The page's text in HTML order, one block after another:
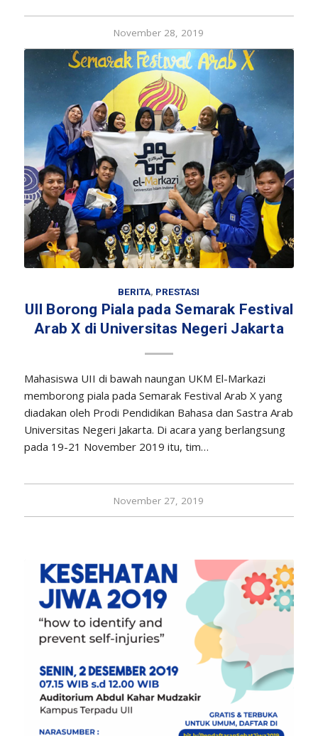
November 28, 2019
BERITA, PRESTASI
UII Borong Piala pada Semarak Festival
Arab X di Universitas Negeri Jakarta
Mahasiswa UII di bawah naungan UKM El-Markazi
memborong piala pada Semarak Festival Arab X yang
diadakan oleh Prodi Pendidikan Bahasa dan Sastra Arab
Universitas Negeri Jakarta. Di acara yang berlangsung
pada 19-21 November 2019 itu, tim…
November 27, 2019